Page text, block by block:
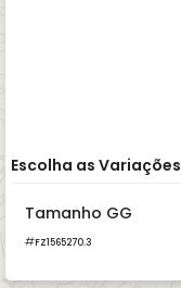
Escolha as Variações
Tamanho GG
FZ1565270.3